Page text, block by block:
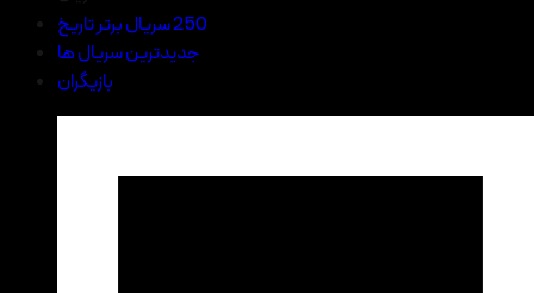
250 سریال برتر تاریخ
جدیدترین سریال ها
بازیگران